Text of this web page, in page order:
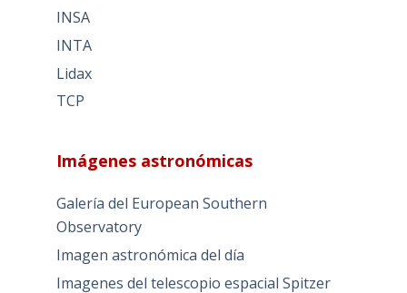
INSA
INTA
Lidax
TCP
Imágenes astronómicas
Galería del European Southern
Observatory
Imagen astronómica del día
Imagenes del telescopio espacial Spitzer